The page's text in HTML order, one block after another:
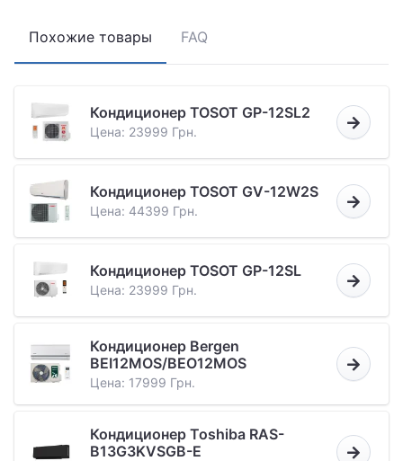
Похожие товары FAQ
Кондиционер TOSOT GP-12SL2
Цена: 23999 Грн.
Кондиционер TOSOT GV-12W2S
Цена: 44399 Грн.
Кондиционер TOSOT GP-12SL
Цена: 23999 Грн.
Кондиционер Bergen
BEI12MOS/BEO12MOS
Цена: 17999 Грн.
Кондиционер Toshiba RAS-
B13G3KVSGB-E